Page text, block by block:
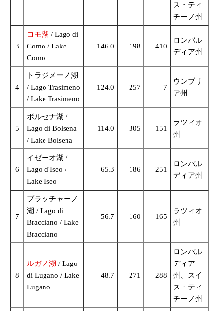
ス・ティ
チーノ州
3
コモ湖 / Lago di
Como / Lake
Como
146.0 198 410
ロンバル
ディア州
4
トラジメーノ湖
/ Lago Trasimeno
/ Lake Trasimeno
124.0 257 7
ウンブリ
ア州
5
ボルセナ湖 /
Lago di Bolsena
/ Lake Bolsena
114.0 305 151
ラツィオ
州
6
イゼーオ湖 /
Lago d'Iseo /
Lake Iseo
65.3 186 251
ロンバル
ディア州
7
ブラッチャーノ
湖 / Lago di
Bracciano / Lake
Bracciano
56.7 160 165
ラツィオ
州
8
ルガノ湖 / Lago
di Lugano / Lake
Lugano
48.7 271 288
ロンバル
ディア
州、スイ
ス・ティ
チーノ州